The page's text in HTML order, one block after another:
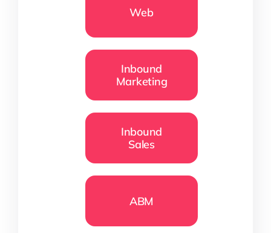
Web
Inbound
Marketing
Inbound
Sales
ABM